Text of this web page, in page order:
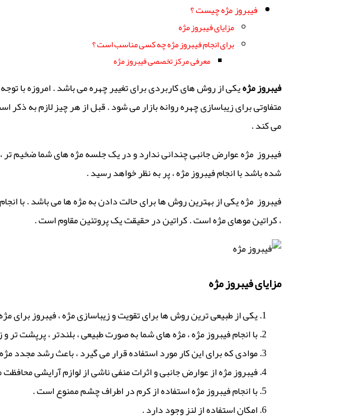
فیبروز مژه چیست ؟
مزایای فیبروز مژه
برای انجام فیبروز مژه چه کسی مناسب است ؟
معرفی مرکز تخصصی فیبروز مژه
فیبروز مژهیکی از روش های کاربردی برای تغییر چهره می باشد . امروزه با
متفاوتی برای زیباسازی چهره روانه بازار می شود . قبل از هر چیز لازم به
می کند .
فیبروز مژه عوارض جانبی چندانی ندارد و در یک جلسه مژه های شما ضخیم تر
شده باشد با انجام فیبروز مژه ، پر به نظر خواهد رسید .
فیبروز مژه یکی از بهترین روش ها برای حالت دادن به مژه ها می باشد . با
، کراتین موهای مژه است . کراتین در حقیقت یک پروتئین مقاوم است .
مزایای فیبروز مژه
یکی از طبیعی ترین روش ها برای تقویت و زیباسازی مژه ، فیبروز برای
با انجام فیبروز مژه ، مژه های شما به صورت طبیعی ، بلندتر ، پرپشت تر
موادی که برای این کار مورد استفاده قرار می گیرد ، باعث رشد مجدد
فیبروز مژه از عوارض جانبی و اثرات منفی ناشی از لوازم آرایشی
با انجام فیبروز مژه استفاده از کرم در اطراف چشم ممنوع است .
امکان استفاده از لنز وجود دارد .